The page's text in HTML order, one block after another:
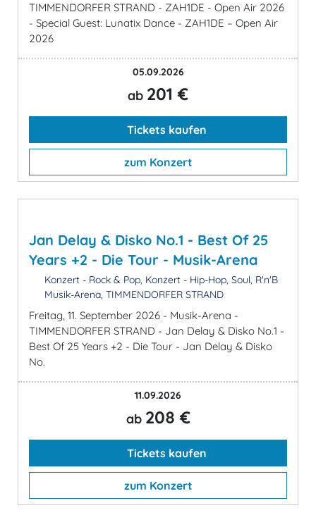
TIMMENDORFER STRAND - ZAH1DE - Open Air 2026
- Special Guest: Lunatix Dance - ZAH1DE – Open Air
2026
05.09.2026
ab 201 €
Tickets kaufen
zum Konzert
Jan Delay & Disko No.1 - Best Of 25
Years +2 - Die Tour - Musik-Arena
Konzert - Rock & Pop, Konzert - Hip-Hop, Soul, R'n'B
Musik-Arena, TIMMENDORFER STRAND
Freitag, 11. September 2026 - Musik-Arena -
TIMMENDORFER STRAND - Jan Delay & Disko No.1 -
Best Of 25 Years +2 - Die Tour - Jan Delay & Disko
No.
11.09.2026
ab 208 €
Tickets kaufen
zum Konzert